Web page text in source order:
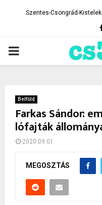
Szentes-Csongrád-
PRIMARY
Belföld
Farkas Sándor:
lófajták
2020.09.01.
MEGOSZTÁS